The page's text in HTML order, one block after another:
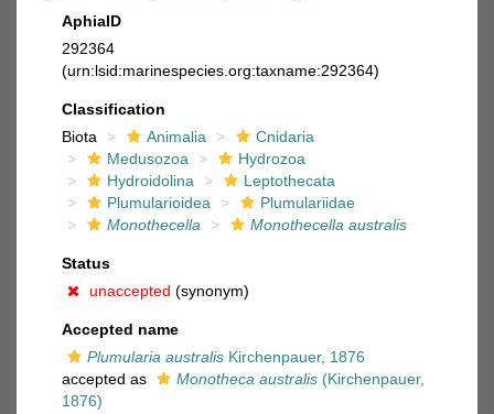
AphiaID
292364
(urn:lsid:marinespecies.org:taxname:292364)
Classification
Biota
Animalia
Cnidaria
Medusozoa
Hydrozoa
Hydroidolina
Leptothecata
Plumularioidea
Plumulariidae
Monothecella
Monothecella australis
Status
unaccepted (synonym)
Accepted name
Plumularia australis Kirchenpauer, 1876
accepted as
Monotheca australis (Kirchenpauer,
1876)